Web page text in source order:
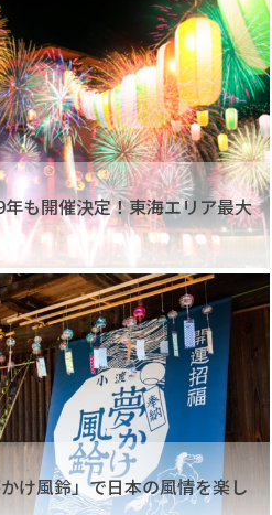
も開催決定！東海エリア最大
け風鈴」で日本の風情を楽し